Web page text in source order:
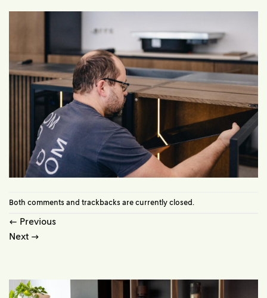
Both comments and trackbacks are currently closed.
← Previous
Next →